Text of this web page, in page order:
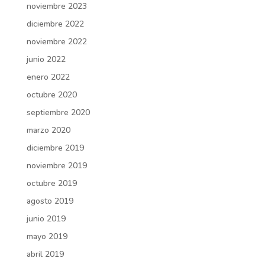
noviembre 2023
diciembre 2022
noviembre 2022
junio 2022
enero 2022
octubre 2020
septiembre 2020
marzo 2020
diciembre 2019
noviembre 2019
octubre 2019
agosto 2019
junio 2019
mayo 2019
abril 2019